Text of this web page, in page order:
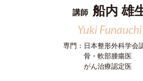
講師 船内 雄
Yuki Funauchi
専門： 日本整形外科学会
骨・軟部腫瘍医
がん治療認定医